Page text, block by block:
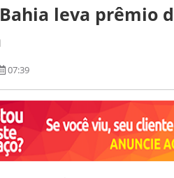
leva prêmio
07:39